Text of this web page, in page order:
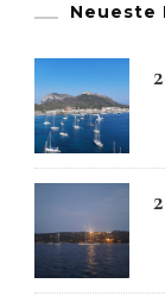
Neueste